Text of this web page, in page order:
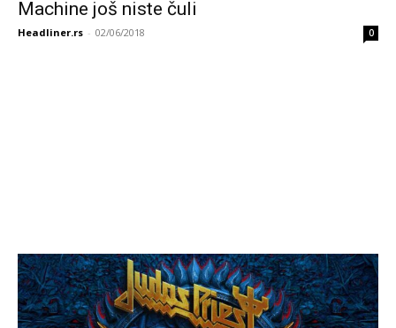
Machine još niste čuli
Headliner.rs - 02/06/2018 0